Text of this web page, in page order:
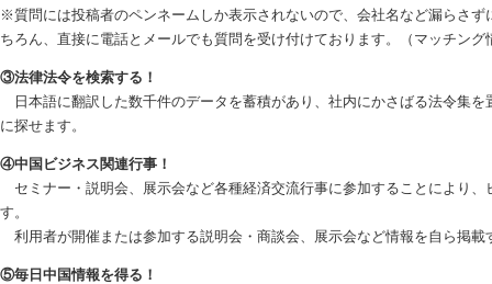
※質問には投稿者のペンネームしか表示されないので、会社名など漏らさ
ちろん、直接に電話とメールでも質問を受け付けております。（マッチン
③法律法令を検索する！
日本語に翻訳した数千件のデータを蓄積があり、社内にかさばる法令集を
に探せます。
④中国ビジネス関連行事！
セミナー・説明会、展示会など各種経済交流行事に参加することにより、
す。
利用者が開催または参加する説明会・商談会、展示会など情報を自ら掲載
⑤毎日中国情報を得る！